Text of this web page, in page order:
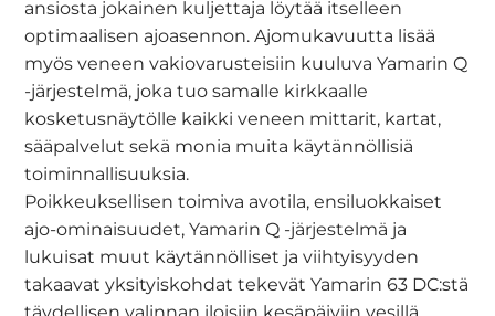
ansiosta jokainen kuljettaja löytää itselleen
optimaalisen ajoasennon. Ajomukavuutta lisää
myös veneen vakiovarusteisiin kuuluva Yamarin Q
-järjestelmä, joka tuo samalle kirkkaalle
kosketusnäytölle kaikki veneen mittarit, kartat,
sääpalvelut sekä monia muita käytännöllisiä
toiminnallisuuksia.
Poikkeuksellisen toimiva avotila, ensiluokkaiset
ajo-ominaisuudet, Yamarin Q -järjestelmä ja
lukuisat muut käytännölliset ja viihtyisyyden
takaavat yksityiskohdat tekevät Yamarin 63 DC:stä